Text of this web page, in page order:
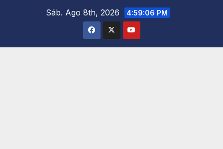
Sáb. Ago 8th, 2026 4:59:07 PM